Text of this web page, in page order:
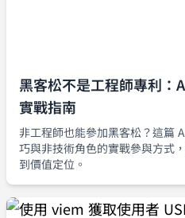
黑客松不是工程師專利：
實戰指南
非工程師也能參加黑客松？這篇
巧與非技術角色的實戰參與方式
到價值定位。